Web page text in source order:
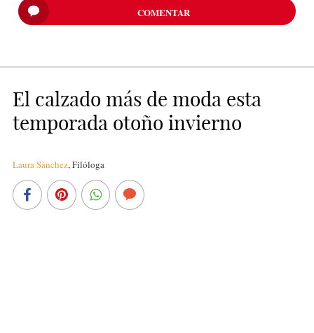
COMENTAR
El calzado más de moda esta
temporada otoño invierno
Laura Sánchez,Filóloga